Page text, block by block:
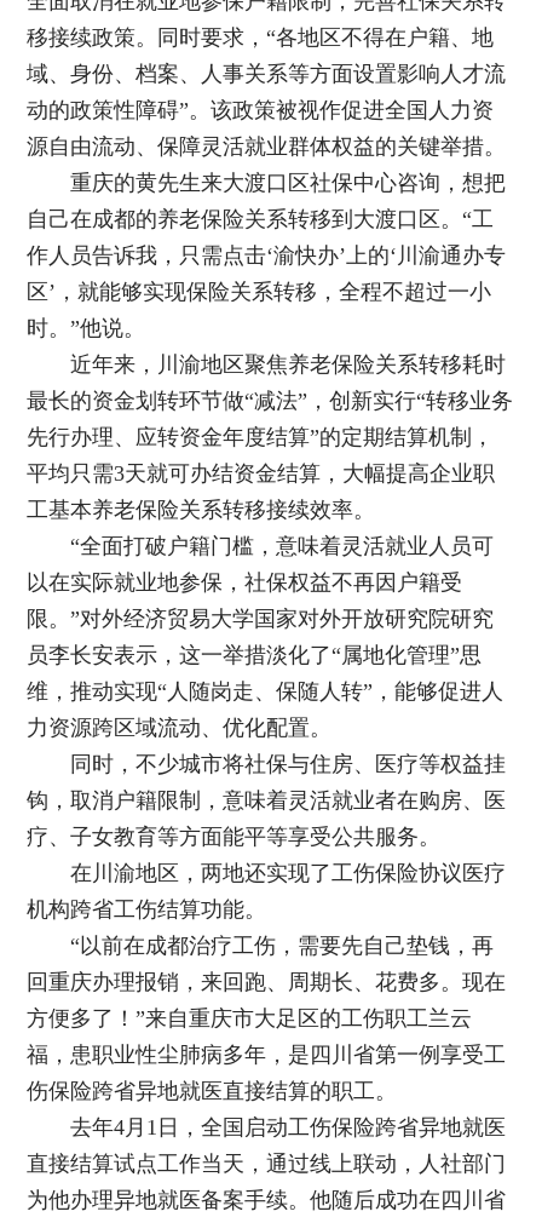
移接续政策。同时要求，“各地区不得在户籍、地
域、身份、档案、人事关系等方面设置影响人才流
动的政策性障碍”。该政策被视作促进全国人力资
源自由流动、保障灵活就业群体权益的关键举措。
重庆的黄先生来大渡口区社保中心咨询，想把
自己在成都的养老保险关系转移到大渡口区。“工
作人员告诉我，只需点击‘渝快办’上的‘川渝通办专
区’，就能够实现保险关系转移，全程不超过一小
时。”他说。
近年来，川渝地区聚焦养老保险关系转移耗时
最长的资金划转环节做“减法”，创新实行“转移业务
先行办理、应转资金年度结算”的定期结算机制，
平均只需3天就可办结资金结算，大幅提高企业职
工基本养老保险关系转移接续效率。
“全面打破户籍门槛，意味着灵活就业人员可
以在实际就业地参保，社保权益不再因户籍受
限。”对外经济贸易大学国家对外开放研究院研究
员李长安表示，这一举措淡化了“属地化管理”思
维，推动实现“人随岗走、保随人转”，能够促进人
力资源跨区域流动、优化配置。
同时，不少城市将社保与住房、医疗等权益挂
钩，取消户籍限制，意味着灵活就业者在购房、医
疗、子女教育等方面能平等享受公共服务。
在川渝地区，两地还实现了工伤保险协议医疗
机构跨省工伤结算功能。
“以前在成都治疗工伤，需要先自己垫钱，再
回重庆办理报销，来回跑、周期长、花费多。现在
方便多了！”来自重庆市大足区的工伤职工兰云
福，患职业性尘肺病多年，是四川省第一例享受工
伤保险跨省异地就医直接结算的职工。
去年4月1日，全国启动工伤保险跨省异地就医
直接结算试点工作当天，通过线上联动，人社部门
为他办理异地就医备案手续。他随后成功在四川省